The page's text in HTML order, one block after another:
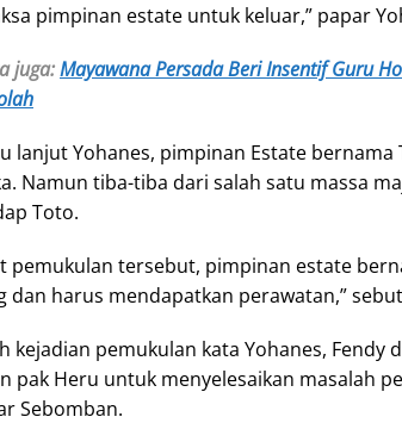
pimpinan estate untuk keluar,” papar
juga:Mayawana Persada Beri Insentif Guru
lanjut Yohanes, pimpinan Estate
Namun tiba-tiba dari salah satu massa
Toto.
pemukulan tersebut, pimpinan estate
dan harus mendapatkan perawatan,”
kejadian pemukulan kata Yohanes,
pak Heru untuk menyelesaikan masalah
Sebomban.